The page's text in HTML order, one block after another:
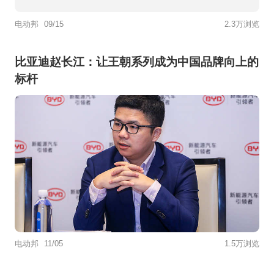
电动邦 09/15 2.3万浏览
比亚迪赵长江：让王朝系列成为中国品牌向上的
标杆
电动邦 11/05 1.5万浏览